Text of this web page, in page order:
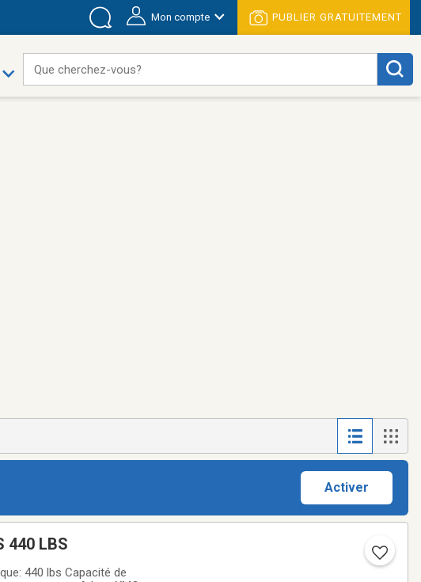
Mon compte PUBLIER GRATUITEMENT
Que cherchez-vous?
Activer
440 LBS
440 lbs Capacité de